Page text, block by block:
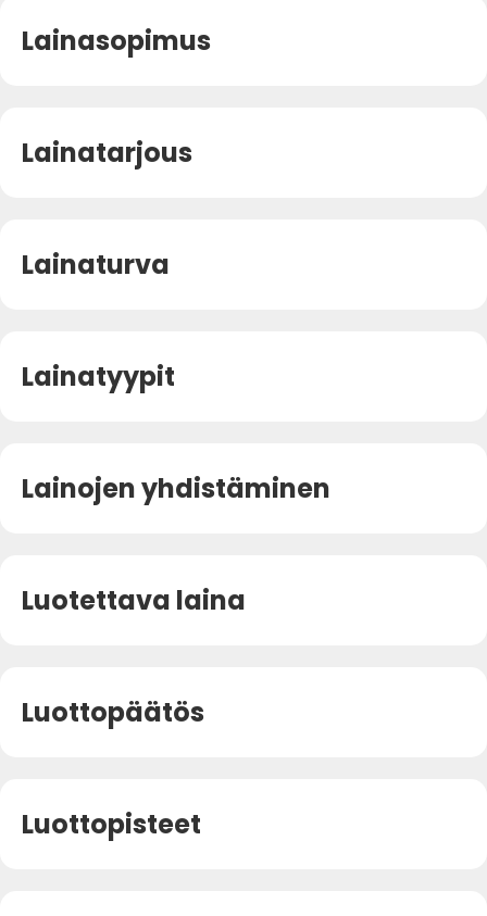
Lainasopimus
Lainatarjous
Lainaturva
Lainatyypit
Lainojen yhdistäminen
Luotettava laina
Luottopäätös
Luottopisteet